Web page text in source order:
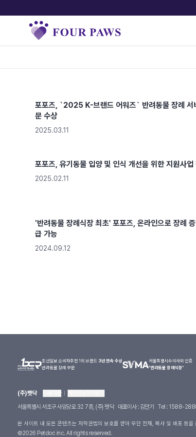
포포즈, `2025 K-브랜드 어워즈` 반려동물 장례 서
문 수상
2025.03.11
포포즈, 유기동물 입양 및 인식 개선을 위한 지원사업
2025.02.11
'반려동물 장례식장 최초' 포포즈, 온라인으로 장례
급 가능
2024.09.12
조선일보 소비자추천 1위 브랜드 3년 연속 수상
반려동물 장례 부문
서울특별시수의사회 인증
'반려동물 장례식장'
(주)펫닥
서울특별시 서초구 사임당로 32 7층, (주) 펫닥
대표이사 : 김만기 Tel : 1588-
본 사이트 내 모든 콘텐츠는 저작권법의 보호를 받아 무단 전재, 복사 및 배포 등을
©2026 Petdoc inc. All rights reserved.